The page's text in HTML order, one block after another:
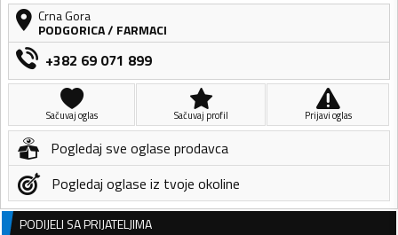
Crna Gora
PODGORICA/ FARMACI
+382 69 071 899
Sačuvaj oglas Sačuvaj profil Prijavi oglas
Pogledaj sve oglase prodavca
Pogledaj oglase iz tvoje okoline
PODIJELI SA PRIJATELJIMA